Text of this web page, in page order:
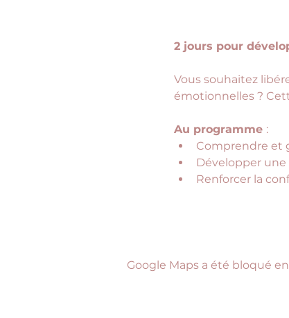
2 jours pour
Vous souhaitez
émotionnelles ?
Au programme :
Comprendre et
Développer
Renforcer la
Google Maps a été bloqué